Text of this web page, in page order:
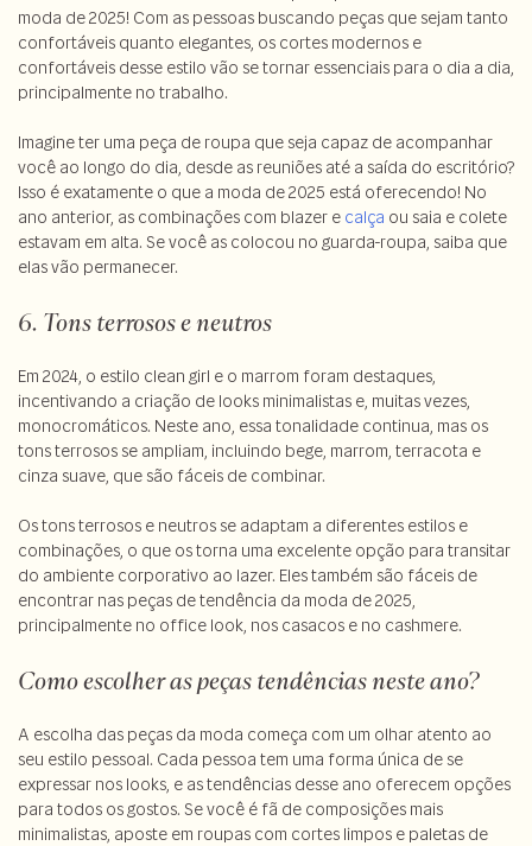
moda de 2025! Com as pessoas buscando peças que sejam tanto
confortáveis quanto elegantes, os cortes modernos e
confortáveis desse estilo vão se tornar essenciais para o dia a dia,
principalmente no trabalho.
Imagine ter uma peça de roupa que seja capaz de acompanhar
você ao longo do dia, desde as reuniões até a saída do escritório?
Isso é exatamente o que a moda de 2025 está oferecendo! No
ano anterior, as combinações com blazer e calça ou saia e colete
estavam em alta. Se você as colocou no guarda-roupa, saiba que
elas vão permanecer.
6. Tons terrosos e neutros
Em 2024, o estilo clean girl e o marrom foram destaques,
incentivando a criação de looks minimalistas e, muitas vezes,
monocromáticos. Neste ano, essa tonalidade continua, mas os
tons terrosos se ampliam, incluindo bege, marrom, terracota e
cinza suave, que são fáceis de combinar.
Os tons terrosos e neutros se adaptam a diferentes estilos e
combinações, o que os torna uma excelente opção para transitar
do ambiente corporativo ao lazer. Eles também são fáceis de
encontrar nas peças de tendência da moda de 2025,
principalmente no office look, nos casacos e no cashmere.
Como escolher as peças tendências neste ano?
A escolha das peças da moda começa com um olhar atento ao
seu estilo pessoal. Cada pessoa tem uma forma única de se
expressar nos looks, e as tendências desse ano oferecem opções
para todos os gostos. Se você é fã de composições mais
minimalistas, aposte em roupas com cortes limpos e paletas de